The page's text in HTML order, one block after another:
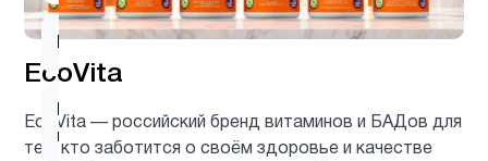
EcoVita
EcoVita — российский бренд витаминов и БАДов для
тех, кто заботится о своём здоровье и качестве
Магний 2
Магний
цитрат
1